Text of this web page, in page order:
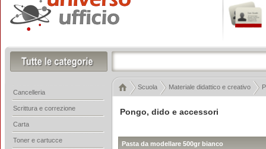
Pongo, dido e accessori
Pasta da modellare 500gr bianco
Scuola Materiale didattico e creativo
Cancelleria
Scrittura e correzione
Carta
Toner e cartucce